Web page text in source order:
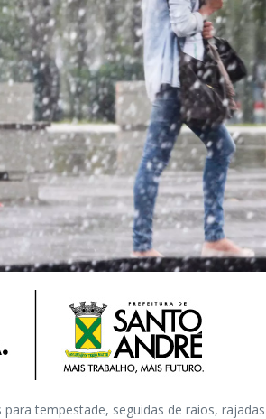
tempestade, seguidas de raios,